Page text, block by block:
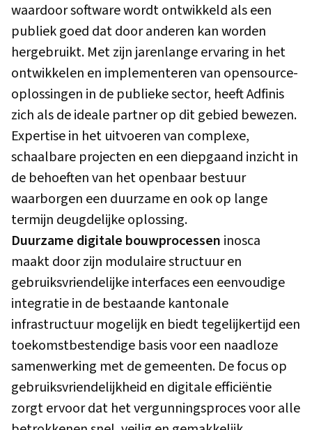
waardoor software wordt ontwikkeld als een
publiek goed dat door anderen kan worden
hergebruikt. Met zijn jarenlange ervaring in het
ontwikkelen en implementeren van opensource-
oplossingen in de publieke sector, heeft Adfinis
zich als de ideale partner op dit gebied bewezen.
Expertise in het uitvoeren van complexe,
schaalbare projecten en een diepgaand inzicht in
de behoeften van het openbaar bestuur
waarborgen een duurzame en ook op lange
termijn deugdelijke oplossing.
Duurzame digitale bouwprocessen inosca
maakt door zijn modulaire structuur en
gebruiksvriendelijke interfaces een eenvoudige
integratie in de bestaande kantonale
infrastructuur mogelijk en biedt tegelijkertijd een
toekomstbestendige basis voor een naadloze
samenwerking met de gemeenten. De focus op
gebruiksvriendelijkheid en digitale efficiëntie
zorgt ervoor dat het vergunningsproces voor alle